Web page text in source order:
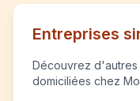
Entreprises
Découvrez
domiciliées chez